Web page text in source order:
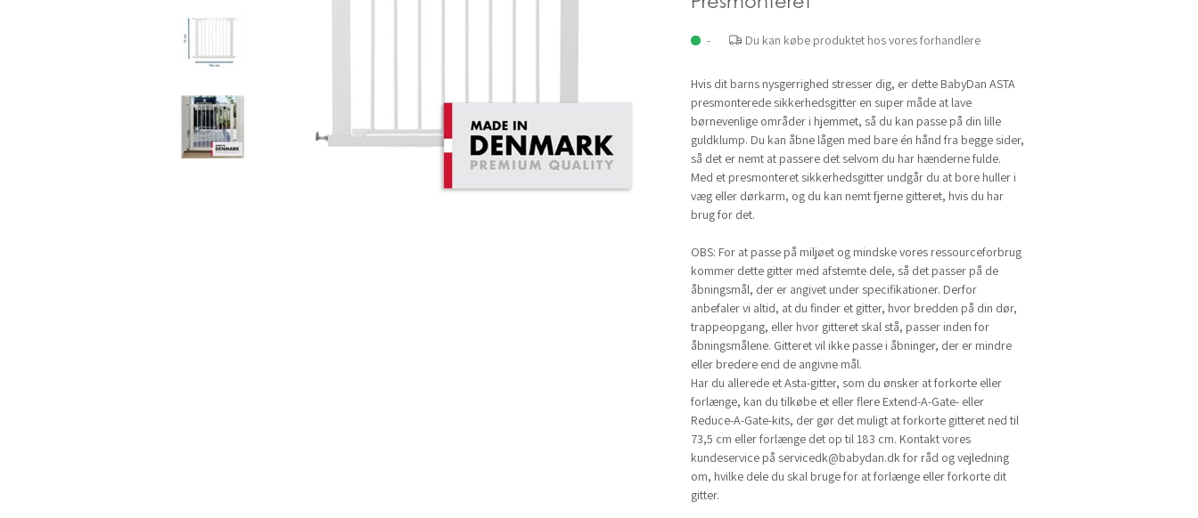
- Du kan købe produktet hos vores forhandlere
Hvis dit barns nysgerrighed stresser dig, er dette BabyDan ASTA
presmonterede sikkerhedsgitter en super måde at lave
børnevenlige områder i hjemmet, så du kan passe på din lille
guldklump. Du kan åbne lågen med bare én hånd fra begge sider,
så det er nemt at passere det selvom du har hænderne fulde.
Med et presmonteret sikkerhedsgitter undgår du at bore huller i
væg eller dørkarm, og du kan nemt fjerne gitteret, hvis du har
brug for det.
OBS: For at passe på miljøet og mindske vores ressourceforbrug
kommer dette gitter med afstemte dele, så det passer på de
åbningsmål, der er angivet under specifikationer. Derfor
anbefaler vi altid, at du finder et gitter, hvor bredden på din dør,
trappeopgang, eller hvor gitteret skal stå, passer inden for
åbningsmålene. Gitteret vil ikke passe i åbninger, der er mindre
eller bredere end de angivne mål.
Har du allerede et Asta-gitter, som du ønsker at forkorte eller
forlænge, kan du tilkøbe et eller flere Extend-A-Gate- eller
Reduce-A-Gate-kits, der gør det muligt at forkorte gitteret ned til
73,5 cm eller forlænge det op til 183 cm. Kontakt vores
kundeservice på servicedk@babydan.dkfor råd og vejledning
om, hvilke dele du skal bruge for at forlænge eller forkorte dit
gitter.